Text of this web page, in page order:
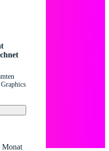
Monat